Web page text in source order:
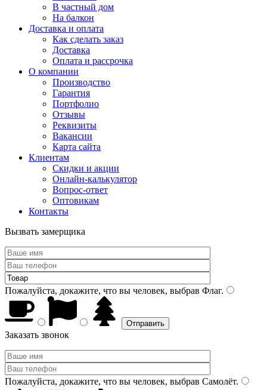
В частный дом
На балкон
Доставка и оплата
Как сделать заказ
Доставка
Оплата и рассрочка
О компании
Производство
Гарантия
Портфолио
Отзывы
Реквизиты
Вакансии
Карта сайта
Клиентам
Скидки и акции
Онлайн-калькулятор
Вопрос-ответ
Оптовикам
Контакты
Вызвать замерщика
Пожалуйста, докажите, что вы человек, выбрав Флаг.
Заказать звонок
Пожалуйста, докажите, что вы человек, выбрав Самолёт.